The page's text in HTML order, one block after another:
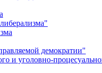
демократии"
и уголовно-